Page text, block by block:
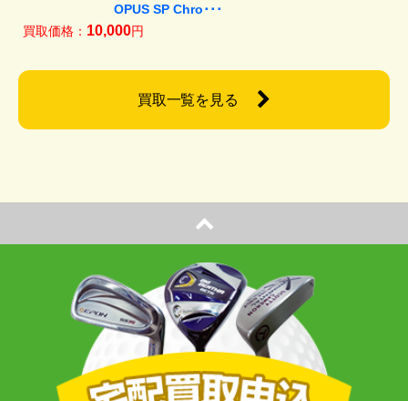
OPUS SP Chro･･･
買取価格： 10,000円
買取一覧を見る